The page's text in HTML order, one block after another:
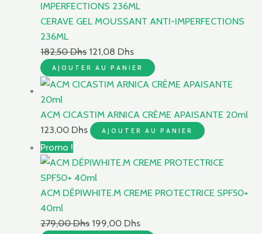
CERAVE GEL MOUSSANT ANTI-IMPERFECTIONS
236ML
182,50Dhs 121,08 Dhs
AJOUTER AU PANIER
ACM CICASTIM ARNICA CRÈME APAISANTE 20ml
123,00 Dhs AJOUTER AU PANIER
Promo !
ACM DÉPIWHITE.M CREME PROTECTRICE SPF50+
40ml
279,00Dhs 199,00 Dhs